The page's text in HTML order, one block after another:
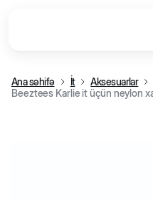
Ana səhifə İt Aksesuarlar